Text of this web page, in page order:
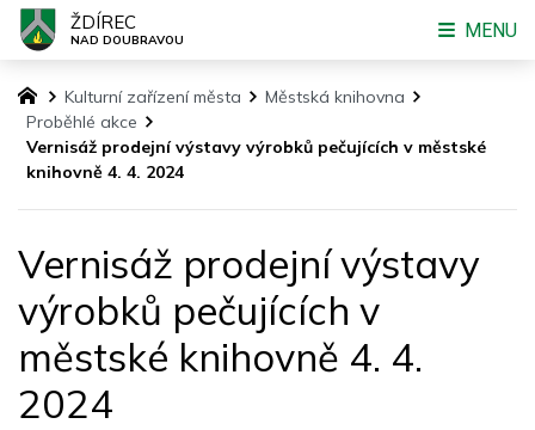
Kulturní zařízení města
Městská knihovna
Proběhlé akce
Vernisáž prodejní výstavy výrobků pečujících v městské
knihovně 4. 4. 2024
Vernisáž prodejní výstavy
výrobků pečujících v
městské knihovně 4. 4.
2024
ŽDÍREC
NAD DOUBRAVOU MENU